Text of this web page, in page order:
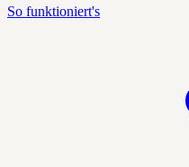
So funktioniert's